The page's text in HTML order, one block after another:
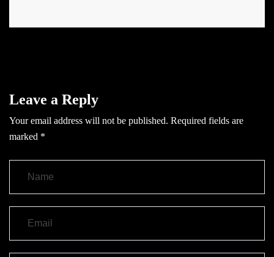
Leave a Reply
Your email address will not be published. Required fields are
marked *